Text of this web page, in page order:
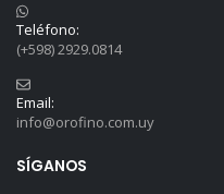
Teléfono:
(+598) 2929.0814
Email:
info@orofino.com.uy
SÍGANOS